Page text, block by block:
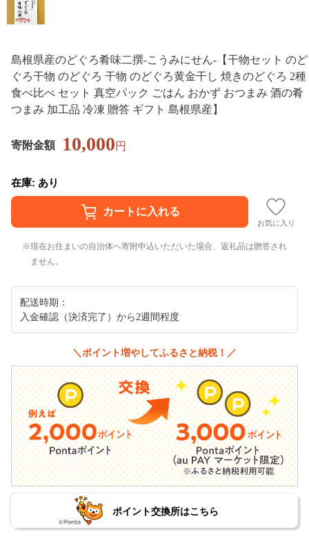
島根県産のどぐろ肴味二撰-こうみにせん-【干物セット のど
ぐろ干物 のどぐろ 干物 のどぐろ黄金干し 焼きのどぐろ 2種
食べ比べ セット 真空パック ごはん おかず おつまみ 酒の肴
つまみ 加工品 冷凍 贈答 ギフト 島根県産】
寄附金額 10,000円
在庫: あり
お気に入り
現在お住まいの自治体へ寄附申込いただいた場合、返礼品は贈答され
ません。
配送時期：
入金確認（決済完了）から2週間程度
＼ポイント増やしてふるさと納税！／
ポイント交換所はこちら